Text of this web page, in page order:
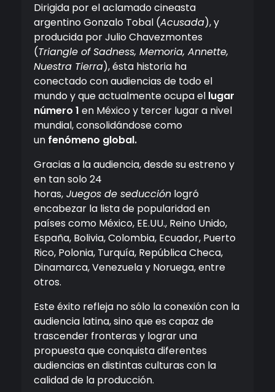
Dirigida por el aclamado cineasta
argentino Gonzalo Tobal (Acusada), y
producida por Julio Chavezmontes
(Triangle of Sadness, Memoria, Annette,
Nuestra Tierra), ésta historia ha
conectado con audiencias de todo el
mundo y que actualmente ocupa el lugar
número 1 en México y tercer lugar a nivel
mundial,consolidándose como
un fenómeno global.
Gracias a la audiencia, desde su estreno y
en tan solo 24
horas, Juegos de seducción logró
encabezar la lista de popularidad en
países como México, EE.UU., Reino Unido,
España, Bolivia, Colombia, Ecuador, Puerto
Rico, Polonia, Turquía, República Checa,
Dinamarca, Venezuela y Noruega, entre
otros.
Esteéxito refleja no sólo la conexión con la
audiencia latina, sino que es capaz de
trascender fronteras y lograr una
propuesta que conquista diferentes
audiencias en distintas culturas con la
calidad de la producción.